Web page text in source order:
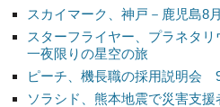
スカイマーク、神戸－鹿児島
スターフライヤー、プラネタ
一夜限りの星空の旅
ピーチ、機長職の採用説明会
ソラシド、熊本地震で災害支